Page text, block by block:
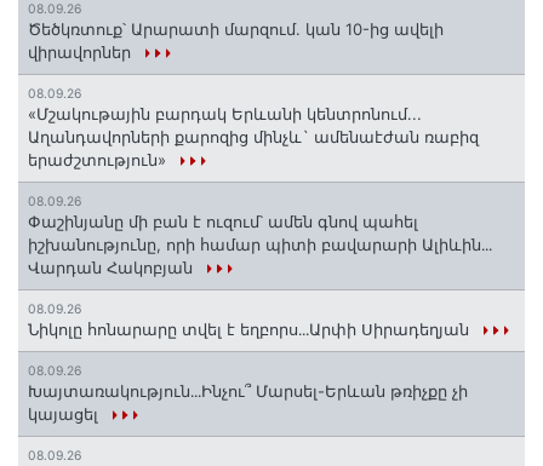
08.09.26
Ծեծկռտուք՝ Արարատի մարզում. կան 10-ից ավելի
վիրավորներ
08.09.26
«Մշակութային բարդակ Երևանի կենտրոնում...
Աղանդավորների քարոզից մինչև` ամենաէժան ռաբիզ
երաժշտություն»
08.09.26
Փաշինյանը մի բան է ուզում՝ ամեն գնով պահել
իշխանությունը, որի համար պիտի բավարարի Ալիևին․․․
Վարդան Հակոբյան
08.09.26
Նիկոլը հոնարարը տվել է եղբորս․․․Արփի Սիրադեղյան
08.09.26
Խայտառակություն․․․Ինչու՞ Մարսել-Երևան թռիչքը չի
կայացել
08.09.26